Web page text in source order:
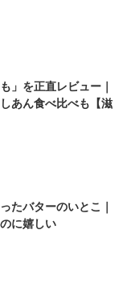
」を正直レビュー｜
あん食べ比べも【滋
たバターのいとこ｜
に嬉しい